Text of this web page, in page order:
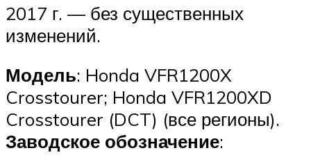
2017 г. — без существенных
изменений.
Модель: Honda VFR1200X
Crosstourer; Honda VFR1200XD
Crosstourer (DCT) (все регионы).
Заводское обозначение: